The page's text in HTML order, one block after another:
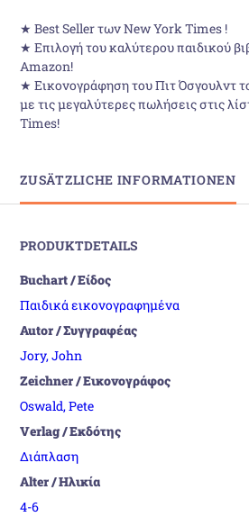
★ Best Seller των New York Times !
★ Επιλογή του καλύτερου παιδικού
Amazon!
★ Εικονογράφηση του Πιτ Όσγουλντ
με τις μεγαλύτερες πωλήσεις στις
Times!
ZUSÄTZLICHE INFORMATIONEN
PRODUKTDETAILS
Buchart / Είδος
Παιδικά εικονογραφημένα
Autor / Συγγραφέας
Jory, John
Zeichner / Εικονογράφος
Oswald, Pete
Verlag / Εκδότης
Διάπλαση
Alter / Ηλικία
4-6